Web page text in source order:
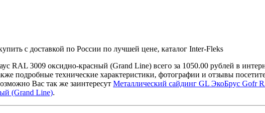
с доставкой по России по лучшей цене, каталог Inter-Fleks
RAL 3009 оксидно-красный (Grand Line) всего за 1050.00 рублей в
подробные технические характеристики, фотографии и отзывы
Вас так же заинтересут Металлический сайдинг GL ЭкоБрус Gofr
(Grand Line).